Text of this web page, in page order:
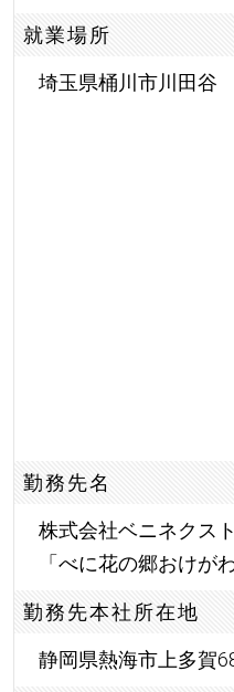
就業場所
埼玉県桶川市川田谷
勤務先名
株式会社ベニネクス
「べに花の郷おけがわ
勤務先本社所在地
静岡県熱海市上多賀